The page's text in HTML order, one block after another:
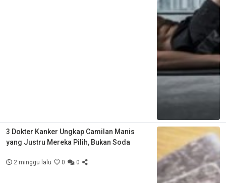
3 Dokter Kanker Ungkap Camilan Manis
yang Justru Mereka Pilih, Bukan Soda
2 minggu lalu 0 0